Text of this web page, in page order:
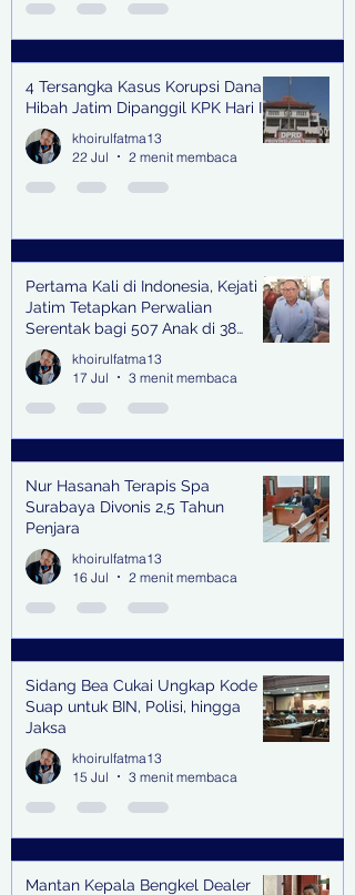
4 Tersangka Kasus Korupsi Dana
Hibah Jatim Dipanggil KPK Hari Ini
khoirulfatma13
22 Jul
2 menit membaca
Pertama Kali di Indonesia, Kejati
Jatim Tetapkan Perwalian
Serentak bagi 507 Anak di 38
Kabupaten & Kota
khoirulfatma13
17 Jul
3 menit membaca
Nur Hasanah Terapis Spa
Surabaya Divonis 2,5 Tahun
Penjara
khoirulfatma13
16 Jul
2 menit membaca
Sidang Bea Cukai Ungkap Kode
Suap untuk BIN, Polisi, hingga
Jaksa
khoirulfatma13
15 Jul
3 menit membaca
Mantan Kepala Bengkel Dealer